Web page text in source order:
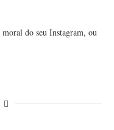
moral do seu Instagram, ou